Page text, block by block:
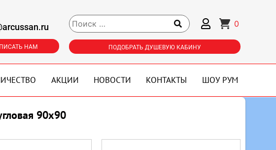
НАМ
0
ПОДОБРАТЬ ДУШЕВУЮ КАБИНУ
АКЦИИ НОВОСТИ КОНТАКТЫ ШОУ РУМ
90х90